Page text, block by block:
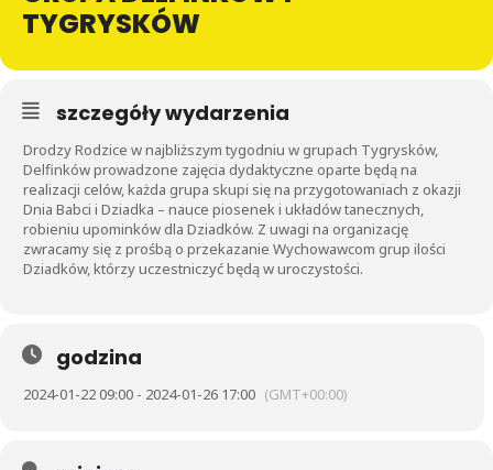
TYGRYSKÓW
szczegóły wydarzenia
Drodzy Rodzice w najbliższym tygodniu w grupach Tygrysków,
Delfinków prowadzone zajęcia dydaktyczne oparte będą na
realizacji celów, każda grupa skupi się na przygotowaniach z okazji
Dnia Babci i Dziadka – nauce piosenek i układów tanecznych,
robieniu upominków dla Dziadków. Z uwagi na organizację
zwracamy się z prośbą o przekazanie Wychowawcom grup ilości
Dziadków, którzy uczestniczyć będą w uroczystości.
godzina
2024-01-22 09:00 - 2024-01-26 17:00 (GMT+00:00)